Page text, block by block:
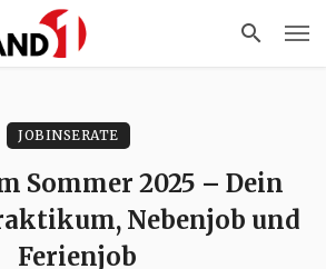
JOBINSERATE
Sommer 2025 – Dein
Nebenjob und
Ferienjob